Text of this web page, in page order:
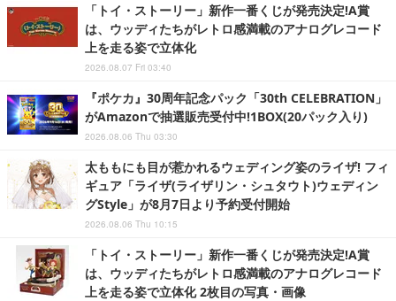
「トイ・ストーリー」新作一番くじが発売決定!A賞
は、ウッディたちがレトロ感満載のアナログレコード
上を走る姿で立体化
2026.08.07 Fri 03:40
『ポケカ』30周年記念パック「30th CELEBRATION」
がAmazonで抽選販売受付中!1BOX(20パック入り)
2026.08.06 Thu 03:30
太ももにも目が惹かれるウェディング姿のライザ! フィ
ギュア「ライザ(ライザリン・シュタウト)ウェディン
グStyle」が8月7日より予約受付開始
2026.08.06 Thu 10:15
「トイ・ストーリー」新作一番くじが発売決定!A賞
は、ウッディたちがレトロ感満載のアナログレコード
上を走る姿で立体化 2枚目の写真・画像